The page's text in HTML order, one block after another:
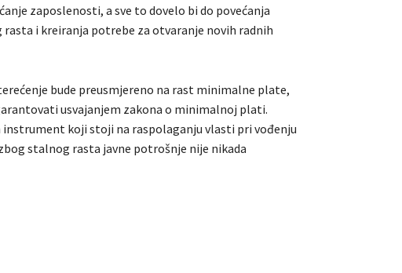
zaposlenosti, a sve to dovelo bi do povećanja
i kreiranja potrebe za otvaranje novih radnih
bude preusmjereno na rast minimalne plate,
usvajanjem zakona o minimalnoj plati.
instrument koji stoji na raspolaganju vlasti pri vođenju
stalnog rasta javne potrošnje nije nikada